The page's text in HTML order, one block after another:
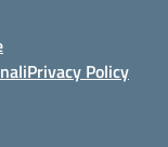
Privacy Policy